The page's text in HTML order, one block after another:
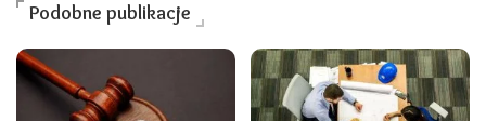
Podobne publikacje